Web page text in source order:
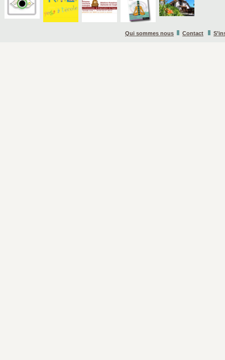
Qui sommes nous Contact